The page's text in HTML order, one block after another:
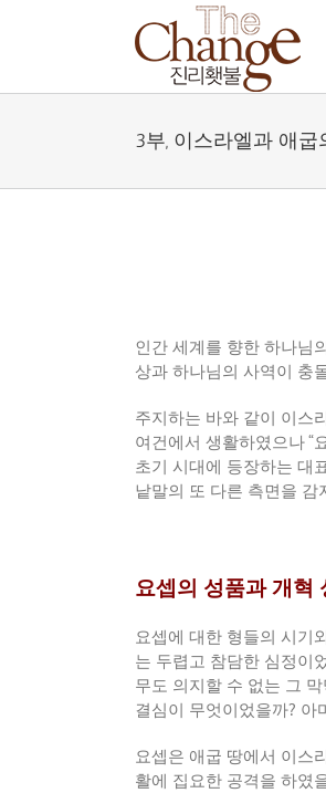
3부, 이스라엘과 애굽
인간 세계를 향한 하나님
상과 하나님의 사역이 충
주지하는 바와 같이 이스
여건에서 생활하였으나“
초기 시대에 등장하는 대
낱말의 또 다른 측면을 감
요셉의 성품과 개혁
요셉에 대한 형들의 시기
는 두렵고 참담한 심정이
무도 의지할 수 없는 그
결심이 무엇이었을까? 아
요셉은 애굽 땅에서 이스
활에 집요한 공격을 하였